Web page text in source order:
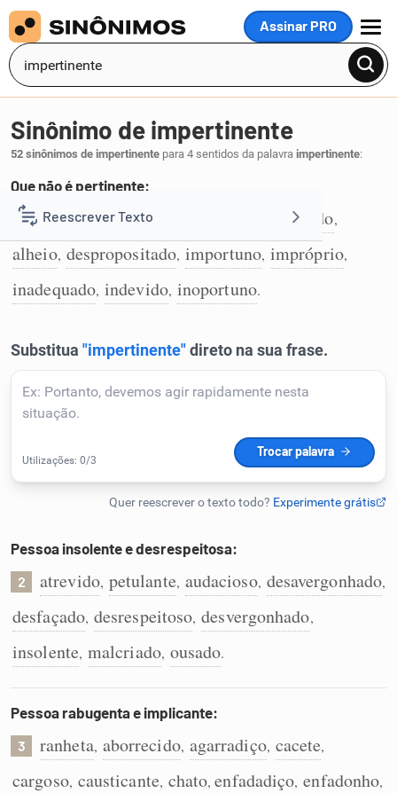
Assinar PRO
MENU
Reescrever Texto
Resumir Texto
Detector de IA
Humanizador de IA
Caça-palavras
Dicionário
Sinônimos
Sinônimo de impertinente
52 sinônimos de impertinente para 4 sentidos da palavra impertinente:
Que não é pertinente:
1 desapropriado,inconveniente descabido,
alheio, despropositado, importuno, impróprio,
inadequado, indevido, inoportuno.
Pessoa insolente e desrespeitosa:
2 atrevido, petulante, audacioso, desavergonhado,
desfaçado, desrespeitoso, desvergonhado,
insolente, malcriado, ousado.
Pessoa rabugenta e implicante:
3 ranheta, aborrecido, agarradiço, cacete,
cargoso, causticante, chato,enfadadiço, enfadonho,